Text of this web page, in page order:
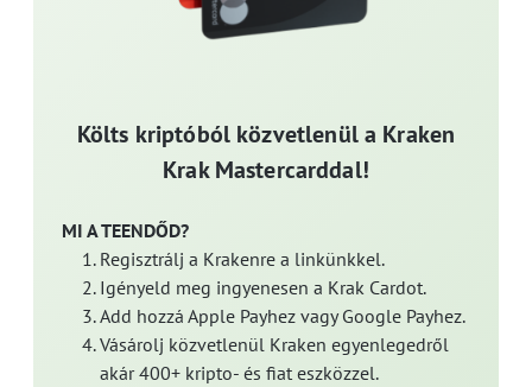
Költs kriptóból közvetlenül a Kraken
Krak Mastercarddal!
MI A TEENDŐD?
Regisztrálj a Krakenre a linkünkkel.
Igényeld meg ingyenesen a Krak Cardot.
Add hozzá Apple Payhez vagy Google Payhez.
Vásárolj közvetlenül Kraken egyenlegedről
akár 400+ kripto- és fiat eszközzel.